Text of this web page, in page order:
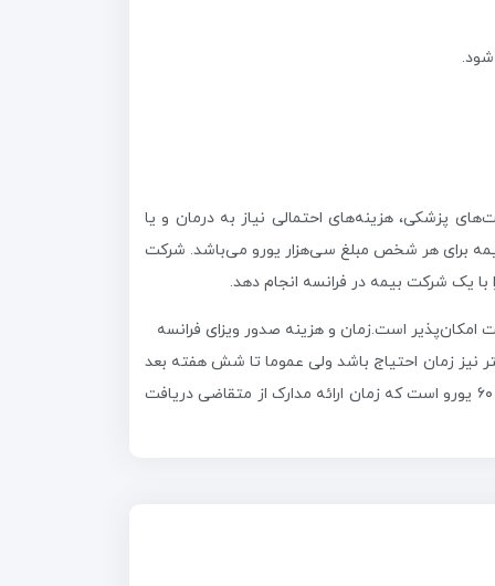
پزشکی، هزینه‌های احتمالی نیاز به درمان و یا
برای هر شخص مبلغ سی‌هزار یورو می‌باشد. شرکت
یک شرکت بیمه در فرانسه انجام دهد.
امکان‌پذیر است.زمان و هزینه صدور ویزای فرانسه
نیز زمان احتیاج باشد ولی عموما تا شش هفته بعد
از تحویل مدارک به بخش کنسولی، مشخص می‌شود که شما واجد دریافت ویزای فرانسه هستید یا خیر. قیمت ویزای فرانسه، حدود ۶۰ یورو است که زمان ارائه‌ مدارک از متقاضی دریافت